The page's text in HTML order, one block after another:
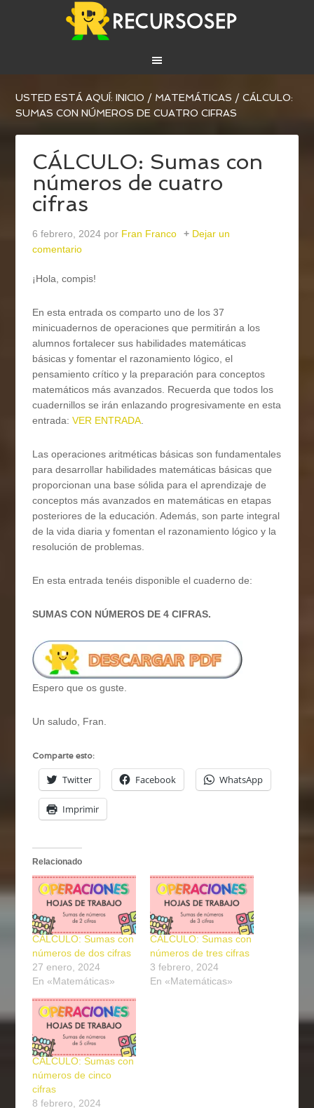
USTED ESTÁ AQUÍ:INICIO / MATEMÁTICAS / CÁLCULO:
SUMAS CON NÚMEROS DE CUATRO CIFRAS
CÁLCULO: Sumas con
números de cuatro
cifras
6 febrero, 2024 por Fran Franco
Dejar un
comentario
¡Hola, compis!
En esta entrada os comparto uno de los 37
minicuadernos de operaciones que permitirán a los
alumnos fortalecer sus habilidades matemáticas
básicas y fomentar el razonamiento lógico, el
pensamiento crítico y la preparación para conceptos
matemáticos más avanzados. Recuerda que todos los
cuadernillos se irán enlazando progresivamente en esta
entrada:VER ENTRADA.
Las operaciones aritméticas básicas son fundamentales
para desarrollar habilidades matemáticas básicas que
proporcionan una base sólida para el aprendizaje de
conceptos más avanzados en matemáticas en etapas
posteriores de la educación. Además, son parte integral
de la vida diaria y fomentan el razonamiento lógico y la
resolución de problemas.
En esta entrada tenéis disponible el cuaderno de:
SUMAS CON NÚMEROS DE 4 CIFRAS.
Espero que os guste.
Un saludo, Fran.
Comparte esto:
Twitter Facebook WhatsApp
Imprimir
Relacionado
CÁLCULO: Sumas con
números de dos cifras
27 enero, 2024
En «Matemáticas»
CÁLCULO: Sumas con
números de tres cifras
3 febrero, 2024
En «Matemáticas»
CÁLCULO: Sumas con
números de cinco
cifras
8 febrero, 2024